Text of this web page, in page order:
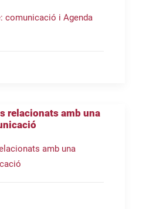
comunicació i Agenda
relacionats amb una
amb una